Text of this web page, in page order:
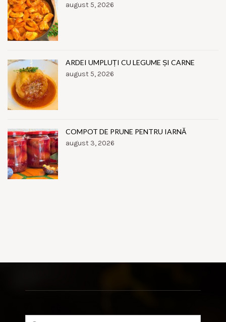
august 5, 2026
ARDEI UMPLUȚI CU LEGUME ȘI CARNE
august 5, 2026
COMPOT DE PRUNE PENTRU IARNĂ
august 3, 2026
Search